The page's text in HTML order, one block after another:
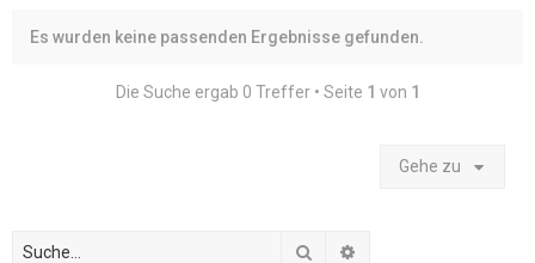
Es wurden keine passenden Ergebnisse gefunden.
Die Suche ergab 0 Treffer • Seite 1 von 1
Gehe zu
Suche